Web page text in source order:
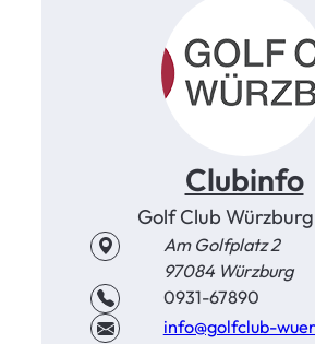
Clubinfo
Golf Club
Am Golfplatz 2
97084 Würzburg
0931-67890
info@golfclub-